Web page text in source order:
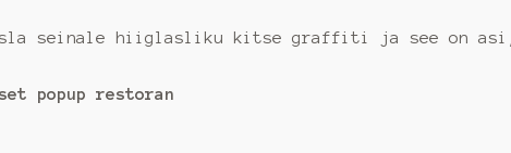
seinale hiiglasliku kitse graffiti ja see on
popup restoran